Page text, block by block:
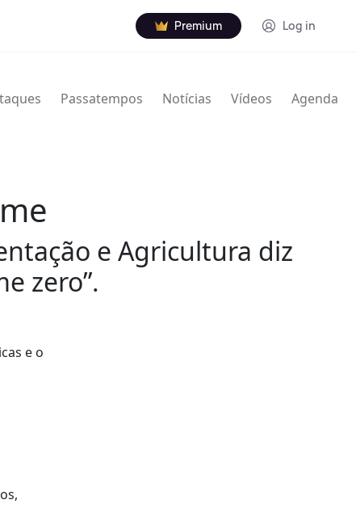
Premium Log in
Passatempos Notícias Vídeos Agenda
e Agricultura diz
zero”.
e o